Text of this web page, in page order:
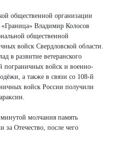
общественной организации
Владимир Колосов
общественной
войск Свердловской области.
в развитие ветеранского
пограничных войск и военно-
а также в связи со 108-й
войск России получили
молчания память
Отечество, после чего